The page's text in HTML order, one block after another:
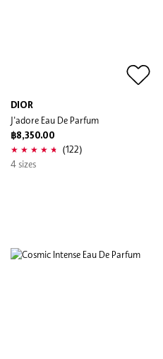
DIOR
J'adore Eau De Parfum
฿8,350.00
(122)
4 sizes